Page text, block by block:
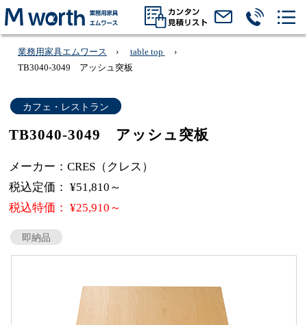
業務用家具エムワース
table top
TB3040-3049 アッシュ突板
カフェ・レストラン
TB3040-3049 アッシュ突板
メーカー：CRES（クレス）
税込定価： ¥51,810～
税込特価： ¥25,910～
即納品